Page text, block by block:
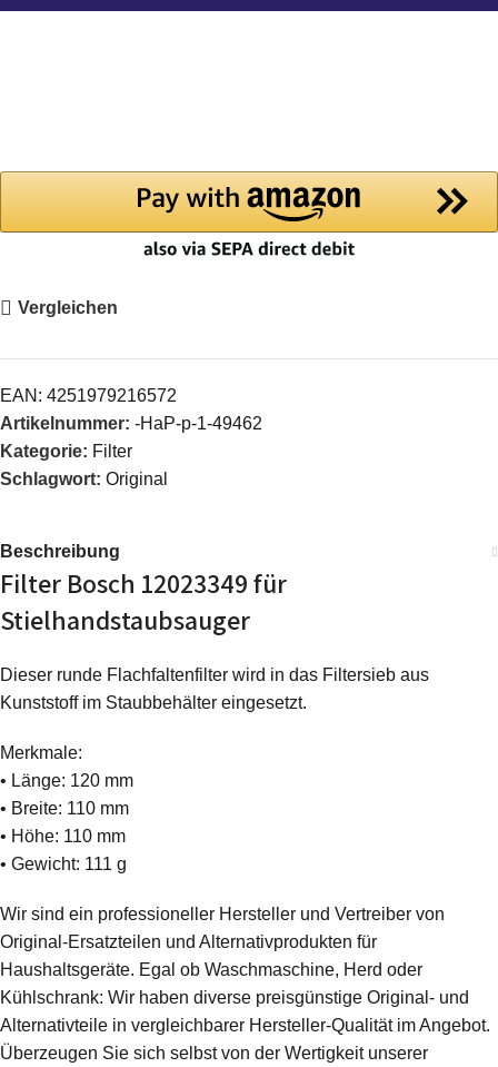
Vergleichen
EAN: 4251979216572
Artikelnummer: -HaP-p-1-49462
Kategorie: Filter
Schlagwort: Original
Beschreibung
Filter Bosch 12023349 für
Stielhandstaubsauger
Dieser runde Flachfaltenfilter wird in das Filtersieb aus
Kunststoff im Staubbehälter eingesetzt.
Merkmale:
• Länge: 120 mm
• Breite: 110 mm
• Höhe: 110 mm
• Gewicht: 111 g
Wir sind ein professioneller Hersteller und Vertreiber von
Original-Ersatzteilen und Alternativprodukten für
Haushaltsgeräte. Egal ob Waschmaschine, Herd oder
Kühlschrank: Wir haben diverse preisgünstige Original- und
Alternativteile in vergleichbarer Hersteller-Qualität im Angebot.
Überzeugen Sie sich selbst von der Wertigkeit unserer